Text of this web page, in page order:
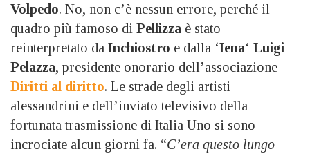
Volpedo. No, non c’è nessun errore, perché il
quadro più famoso di Pellizza è stato
reinterpretato da Inchiostro e dalla ‘Iena‘ Luigi
Pelazza, presidente onorario dell’associazione
Diritti al diritto. Le strade degli artisti
alessandrini e dell’inviato televisivo della
fortunata trasmissione di Italia Uno si sono
incrociate alcun giorni fa. “C’era questo lungo